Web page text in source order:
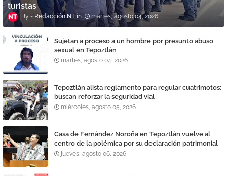
turistas
Redacción NT martes, agosto 04, 2026
Sujetan a proceso a un hombre por presunto abuso
sexual en Tepoztlán
martes, agosto 04, 2026
Tepoztlán alista reglamento para regular cuatrimotos;
buscan reforzar la seguridad vial
miércoles, agosto 05, 2026
Casa de Fernández Noroña en Tepoztlán vuelve al
centro de la polémica por su declaración patrimonial
jueves, agosto 06, 2026